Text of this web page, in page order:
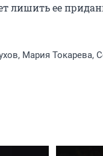
лишить ее
Мария Токарева,